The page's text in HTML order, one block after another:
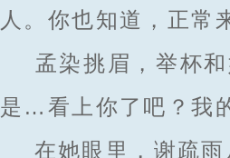
人。你也知道，正常
孟染挑眉，举杯和
是…看上你了吧？我
在她眼里，谢疏雨